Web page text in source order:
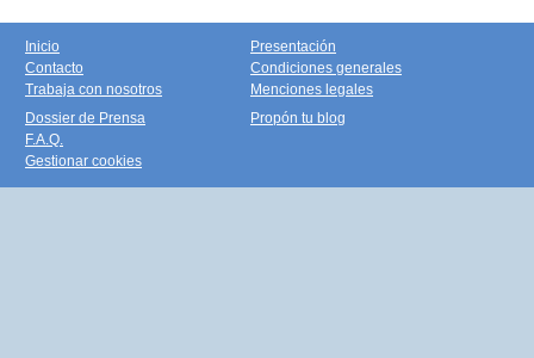
Inicio
Contacto
Trabaja con nosotros
Presentación
Condiciones generales
Menciones legales
Dossier de Prensa
F.A.Q.
Gestionar cookies
Propón tu blog